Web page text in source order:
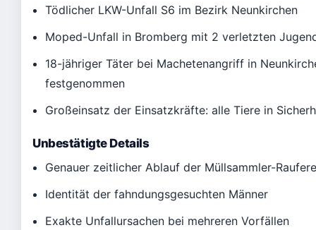
Tödlicher LKW-Unfall S6 im Bezirk Neunkirchen
Moped-Unfall in Bromberg mit 2 verletzten
18-jähriger Täter bei Machetenangriff in
festgenommen
Großeinsatz der Einsatzkräfte: alle Tiere in
Unbestätigte Details
Genauer zeitlicher Ablauf der Müllsammler-
Identität der fahndungsgesuchten Männer
Exakte Unfallursachen bei mehreren Vorfällen